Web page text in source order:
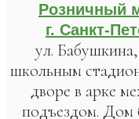
Розничный
г. Санкт-
ул.
школьным
дворе в арке
подъездом. Дом